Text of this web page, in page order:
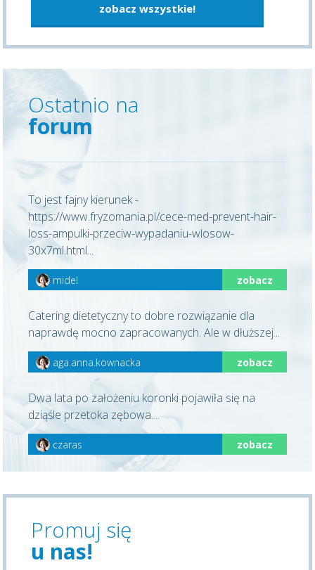
zobacz wszystkie!
Ostatnio na
forum
To jest fajny kierunek -
https://www.fryzomania.pl/cece-med-prevent-hair-
loss-ampulki-przeciw-wypadaniu-wlosow-
30x7ml.html...
midel zobacz
Catering dietetyczny to dobre rozwiązanie dla
naprawdę mocno zapracowanych. Ale w dłuższej...
aga.anna.kownacka zobacz
Dwa lata po założeniu koronki pojawiła się na
dziąśle przetoka zębowa....
czaras zobacz
Promuj się
u nas!